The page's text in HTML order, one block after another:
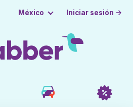
México Iniciar sesión →